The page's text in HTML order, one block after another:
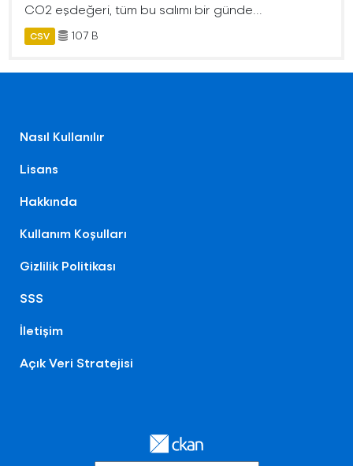
CO2 eşdeğeri, tüm bu salımı bir günde...
CSV 107 B
Nasıl Kullanılır
Lisans
Hakkında
Kullanım Koşulları
Gizlilik Politikası
SSS
İletişim
Açık Veri Stratejisi